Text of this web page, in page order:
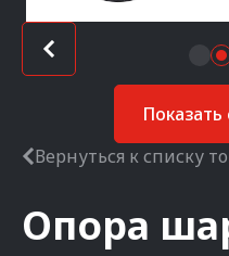
Вернуться к списку
Опора